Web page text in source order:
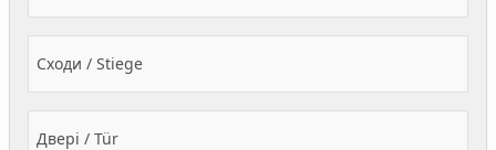
Сходи / Stiege
Двері / Tür